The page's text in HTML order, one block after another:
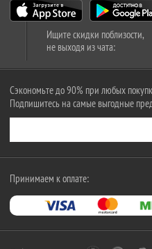
Ищите скидки поблизости,
не выходя из чата:
Сэкономьте до 90% при любых
Подпишитесь на самые выгодные
Принимаем к оплате: